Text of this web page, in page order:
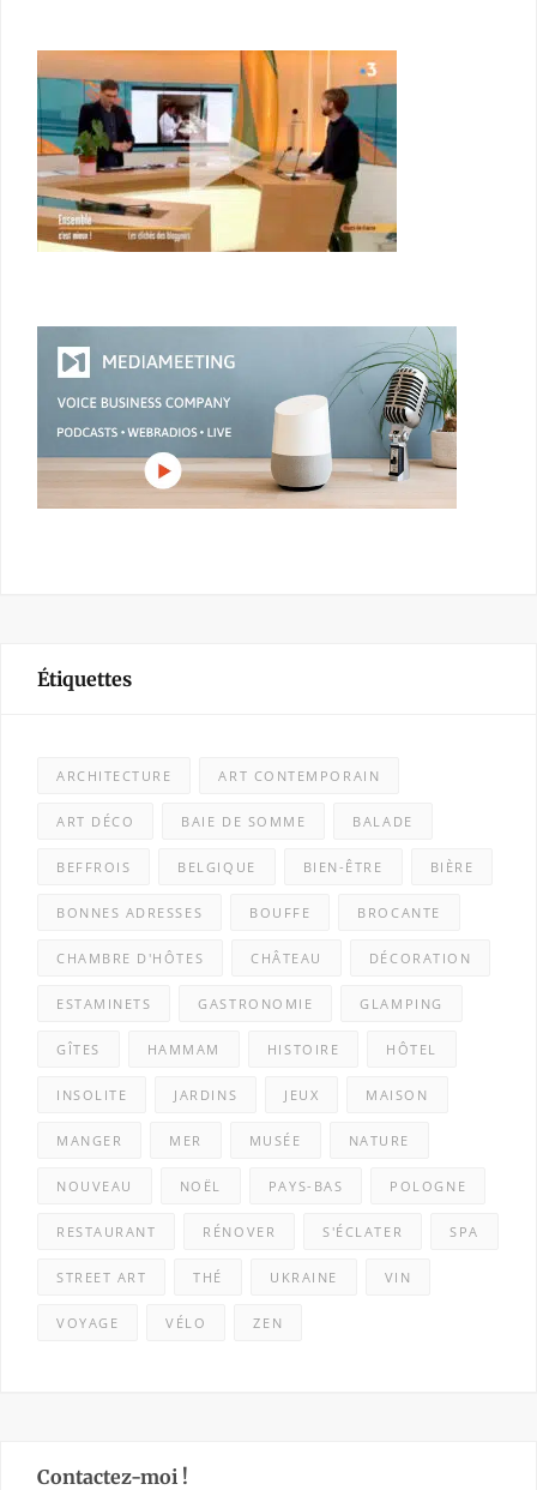
Étiquettes
ARCHITECTURE ART CONTEMPORAIN
ART DÉCO BAIE DE SOMME BALADE
BEFFROIS BELGIQUE BIEN-ÊTRE BIÈRE
BONNES ADRESSES BOUFFE BROCANTE
CHAMBRE D'HÔTES CHÂTEAU DÉCORATION
ESTAMINETS GASTRONOMIE GLAMPING
GÎTES HAMMAM HISTOIRE HÔTEL
INSOLITE JARDINS JEUX MAISON
MANGER MER MUSÉE NATURE
NOUVEAU NOËL PAYS-BAS POLOGNE
RESTAURANT RÉNOVER S'ÉCLATER SPA
STREET ART THÉ UKRAINE VIN
VOYAGE VÉLO ZEN
Contactez-moi !